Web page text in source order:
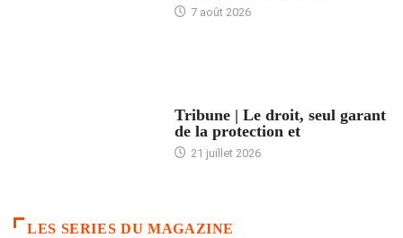
7 août 2026
Tribune | Le droit, seul garant
de la protection et
21 juillet 2026
LES SERIES DU MAGAZINE